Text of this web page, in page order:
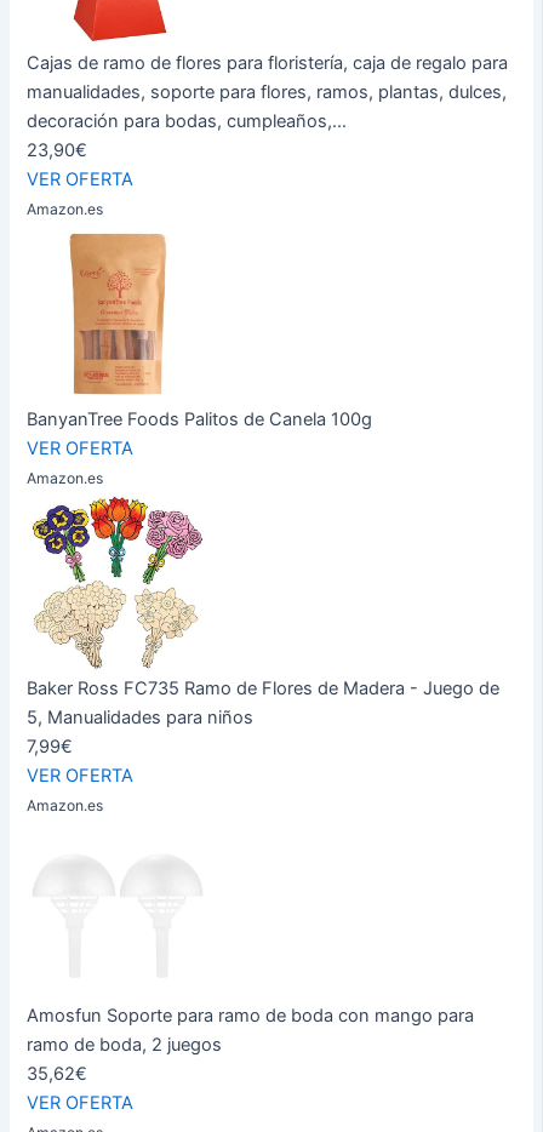
Cajas de ramo de flores para floristería, caja de regalo para
manualidades, soporte para flores, ramos, plantas, dulces,
decoración para bodas, cumpleaños,...
23,90€
VER OFERTA
Amazon.es
BanyanTree Foods Palitos de Canela 100g
VER OFERTA
Amazon.es
Baker Ross FC735 Ramo de Flores de Madera - Juego de
5, Manualidades para niños
7,99€
VER OFERTA
Amazon.es
Amosfun Soporte para ramo de boda con mango para
ramo de boda, 2 juegos
35,62€
VER OFERTA